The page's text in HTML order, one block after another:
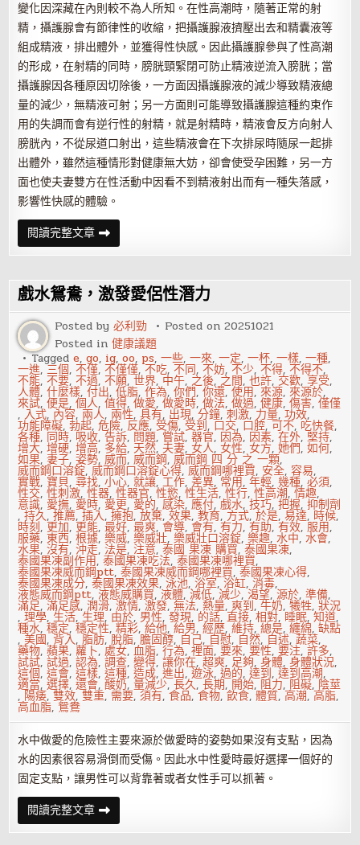
變化因深藏在內則較不為人所知。在性高潮時，隨著正常的射
精，攝護腺會有節律性的收縮，把攝護腺液擠壓出去和精囊液等
組成精液，排出體外，並獲得性快感。因此攝護腺參與了性高潮
的形成，在射精的同時，膀胱頸緊閉可防止精液逆流入膀胱；當
攝護腺因各種原因切除後，一方面因攝護腺液的減少導致精液總
量的減少，無精液可射；另一方面則可能導致攝護腺這種約束作
用的失調而會有逆行性的射精，就是射精時，精液會反方向射人
膀胱內，不從尿道口射出，這些精液會在下次排尿時隨尿一起排
出體外，雖然這種情形對健康無大妨，卻會使受孕困難，另一方
面也使夫妻雙方在性活動中因看不到精液射出而有一種失落感，
影響性快感的體驗。
閱讀完整文章攝
護
腺
性
之
間
有
什
麼
聯
系?
戲水鴛鴦，激發愛侶性潛力
Posted by必利勁 Posted on20251021
Posted in健康議題
Taggede,go, ig,oo, ps,一些,一來,一定,一杯,一樣,一種,
一進,三個,不僅,不僅僅,不吃,不同,不妨,不少,不得,不得不,
不能,不要,不過,不願,世界, 中午, 之後, 之間,也許, 交歡,享受,
人體,什麼樣,付出,低脂,作為,你們,你還,使用,來源,來源於,
來試,便是,個人,值得,做愛,做愛時,做法,做過,健康,傷害,僅僅
, 入式, 內容, 兩人, 兩性,具有, 出現,分鐘,刺激, 力量,功效,
功能障礙,勃起,危險, 反應, 受傷, 受到, 口交, 口腔,可不, 吃快餐,
各種, 同時, 吸收,告訴, 問題, 嘗試,器官, 因為, 因素,在外,堅持,
增大,增硬,增高, 多給, 天然, 夫妻,女人,女性,女方,她們,如何,
如果,妻子,姿勢,威而,威而鋼,威而鋼 四 分 之 一顆,
威而鋼口溶錠,威而鋼口溶錠心得,威而鋼哪裡買, 安全,容易,
實戰, 寶貝,尋找,小心,就讓,工作,差異, 常用,年輕,幾種,必須,
性交,性刺激,性器,性器官,性慾,性生活,性行,性高潮,情趣,
意識, 愛撫, 愛時, 愛更, 愛的,感染,應付,戲水,技巧,把握,抑制劑
,持久,推薦,插入,擁抱,放棄,效果,教育, 方式,於是,易達, 時候,
時刻, 更加, 更能,最好,最爽, 會導, 會有,有力,有助,有效,服用,
服藥,東西,根據,樂威,樂威壯,樂威壯口溶錠,樂趣,水中,水會,
水果,沒有,沖走, 法是, 注意,泰國 果凍 購買,泰國果凍,
泰國果凍副作用,泰國果凍吃法,泰國果凍哪裡買,
泰國果凍威而鋼ptt,泰國果凍威而鋼哪裡買,泰國果凍心得,
泰國果凍成分,泰國果凍效果,泳池, 浴室,浴缸,消毒,
液態威而鋼ptt,液態威購買,液體,減低,減少,渴望,源於,準備,
滿足,滿足感,潤滑,激情,激發,無法,熱量,爽到,牛奶,犧牲,狀況
,理學,生活,生理, 由於, 男性,發現, 的話,直接,相對, 睡眠,知道,
種水,穩定,穩定性,精彩,給他,給男,經歷,維持,總是,纏綿,缺點
,美國,背入,脂肪,脫脂,膽固醇, 自己, 自慰, 自然, 自述,蔬菜,
藥物,蘋果,蘿卜,處女,血脂,行為,裡面,要來,要性,要注,許多,
試試,試過,認為,調查,變得,讓你在,超爽, 足夠,身體,身體狀況,
這個,這會,這樣,這種,造成,進出,遊泳,過的,達到,達到高潮,
適當,選擇,還會,酸奶,量減少,長久,長期, 開始, 阻力, 阻礙, 陰莖
, 陽痿,雙效,雙重, 需要,須有,食品,食物,飲食,體質,高潮,高脂,
高血脂,鴛鴦
水中做愛的危險性主要來源於做愛時的姿勢如果沒有支點，因為
水的因素很容易滑倒而受傷。因此水中性愛時最好選擇一個好的
固定支點，讓男性可以背靠著或者女性手可以抓著。
閱讀完整文章戲
水
鴛